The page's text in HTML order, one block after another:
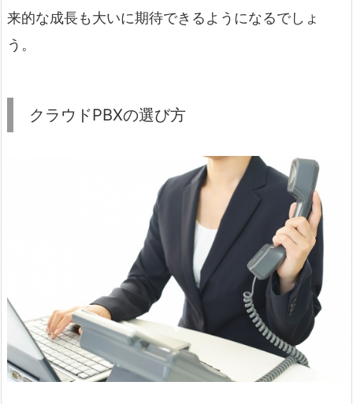
来的な成長も大いに期待できるようになるでしょ
う。
クラウドPBXの選び方